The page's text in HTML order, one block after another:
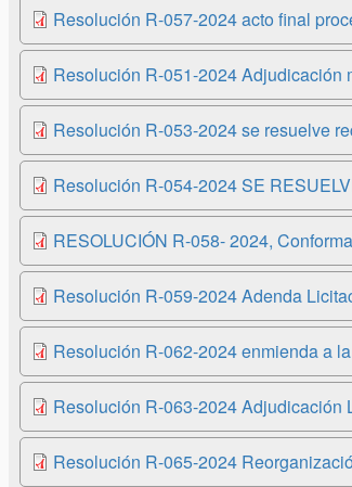
Resolución R-057-2024 acto final
Resolución R-051-2024 Adjudicación
Resolución R-053-2024 se resuelve
Resolución R-054-2024 SE
RESOLUCIÓN R-058- 2024,
Resolución R-059-2024 Adenda
Resolución R-062-2024 enmienda a
Resolución R-063-2024 Adjudicación
Resolución R-065-2024